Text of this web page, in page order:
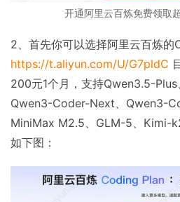
开通阿里云百炼免费领取
2、首先你可以选择阿里云百炼的
https://t.aliyun.com/U/G7pldC
200元1个月，支持Qwen3.5-Plus
Qwen3-Coder-Next、Qwen3-
MiniMax M2.5、GLM-5、Kimi-
如下图：